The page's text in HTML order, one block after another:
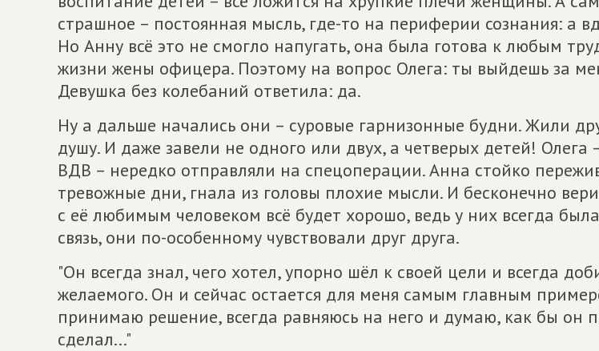
страшное – постоянная мысль, где-то на периферии сознания: а
Но Анну всё это не смогло напугать, она была готова к любым
жизни жены офицера. Поэтому на вопрос Олега: ты выйдешь за
Девушка без колебаний ответила: да.
Ну а дальше начались они – суровые гарнизонные будни. Жили
душу. И даже завели не одного или двух, а четверых детей! Олега
ВДВ – нередко отправляли на спецоперации. Анна стойко
тревожные дни, гнала из головы плохие мысли. И бесконечно
с её любимым человеком всё будет хорошо, ведь у них всегда
связь, они по-особенному чувствовали друг друга.
"Он всегда знал, чего хотел, упорно шёл к своей цели и всегда
желаемого. Он и сейчас остается для меня самым главным
принимаю решение, всегда равняюсь на него и думаю, как бы он
сделал..."